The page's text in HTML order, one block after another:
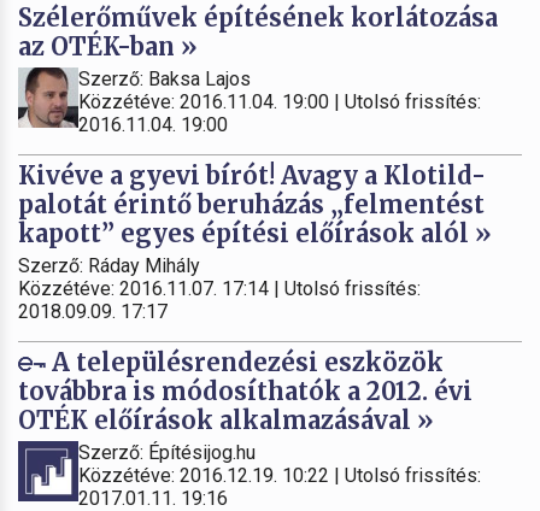
Szélerőművek építésének korlátozása
az OTÉK-ban »
Szerző: Baksa Lajos
Közzétéve: 2016.11.04. 19:00 | Utolsó frissítés:
2016.11.04. 19:00
Kivéve a gyevi bírót! Avagy a Klotild-
palotát érintő beruházás „felmentést
kapott” egyes építési előírások alól »
Szerző: Ráday Mihály
Közzétéve: 2016.11.07. 17:14 | Utolsó frissítés:
2018.09.09. 17:17
A településrendezési eszközök
továbbra is módosíthatók a 2012. évi
OTÉK előírások alkalmazásával »
Szerző: Építésijog.hu
Közzétéve: 2016.12.19. 10:22 | Utolsó frissítés:
2017.01.11. 19:16